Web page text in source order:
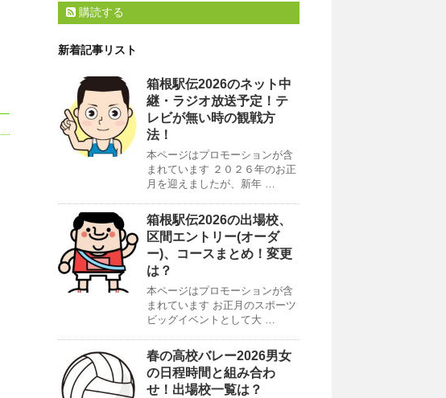
購読する
新着記事リスト
箱根駅伝2026のネット中
継・ラジオ放送予定！テ
レビが無い時の観戦方
法！
本ページはプロモーションが含
まれています ２０２６年のお正
月を迎えましたが、新年 …
箱根駅伝2026の出場校、
区間エントリー(オーダ
ー)、コースまとめ！変更
は？
本ページはプロモーションが含
まれています お正月のスポーツ
ビッグイベントとして大 …
春の高校バレー2026男女
の日程時間と組み合わ
せ！出場校一覧は？